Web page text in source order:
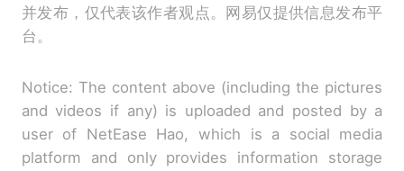
并发布，仅代表该作者观点。网易仅提供信息发布平
台。
Notice: The content above (including the pictures
and videos if any) is uploaded and posted by a
user of NetEase Hao, which is a social media
platform and only provides information storage